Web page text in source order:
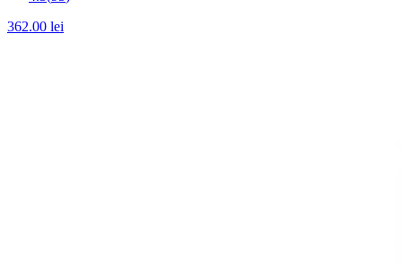
362.00 lei